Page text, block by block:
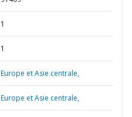
1
1
Europe et Asie centrale,
Europe et Asie centrale,